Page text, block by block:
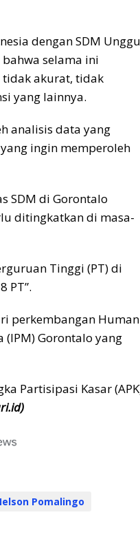
dengan SDM
selama ini
tidak akurat, tidak
yang lainnya.
analisis data yang
ingin memperoleh
SDM di Gorontalo
ditingkatkan di masa-
Tinggi (PT) di
PT”.
perkembangan Human
(IPM) Gorontalo yang
Partisipasi Kasar
Pomalingo